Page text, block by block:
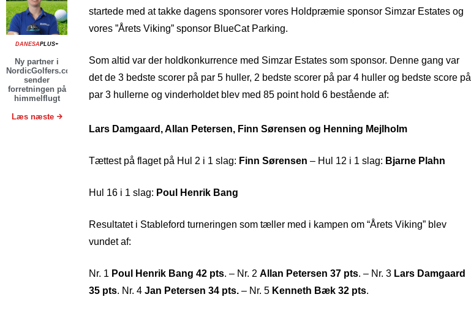
DANESAPLUS+
Ny partner i
NordicGolfers.com
sender
forretningen på
himmelflugt
Læs næste
startede med at takke dagens sponsorer vores Holdpræmie sponsor Simzar Estates og
vores ”Årets Viking” sponsor BlueCat Parking.
Som altid var der holdkonkurrence med Simzar Estates som sponsor. Denne gang var
det de 3 bedste scorer på par 5 huller, 2 bedste scorer på par 4 huller og bedste score på
par 3 hullerne og vinderholdet blev med 85 point hold 6 bestående af:
Lars Damgaard, Allan Petersen, Finn Sørensen og Henning Mejlholm
Tættest på flaget på Hul 2 i 1 slag: Finn Sørensen – Hul 12 i 1 slag: Bjarne Plahn
Hul 16 i 1 slag: Poul Henrik Bang
Resultatet i Stableford turneringen som tæller med i kampen om “Årets Viking” blev
vundet af:
Nr. 1 Poul Henrik Bang 42 pts. – Nr. 2 Allan Petersen 37 pts. – Nr. 3 Lars Damgaard
35 pts. Nr. 4 Jan Petersen 34 pts. – Nr. 5 Kenneth Bæk 32 pts.